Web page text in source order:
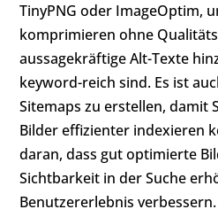
TinyPNG oder ImageOptim,
komprimieren ohne
aussagekräftige Alt-Texte
keyword-reich sind. Es ist
Sitemaps zu erstellen, damit
Bilder effizienter indexieren
daran, dass gut optimierte
Sichtbarkeit in der Suche
Benutzererlebnis verbessern.